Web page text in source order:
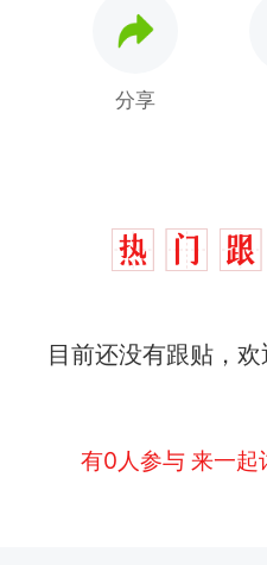
分享
目前还没有跟贴，
有0人参与 来一起
大厨“全国小炒肉大王”称